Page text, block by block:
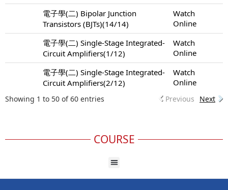
電子學(二) Bipolar Junction
Transistors (BJTs)(14/14)
Watch
Online
電子學(二) Single-Stage Integrated-
Circuit Amplifiers(1/12)
Watch
Online
電子學(二) Single-Stage Integrated-
Circuit Amplifiers(2/12)
Watch
Online
Showing 1 to 50 of 60 entries Previous Next
COURSE